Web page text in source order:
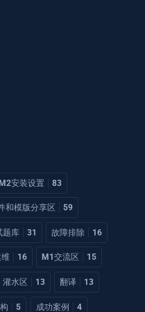
安装设置 83
和模版分享区 59
题库 31 故障排除 16
16 M1交流区 15
灌水区 13 翻译 13
5 成功案例 4